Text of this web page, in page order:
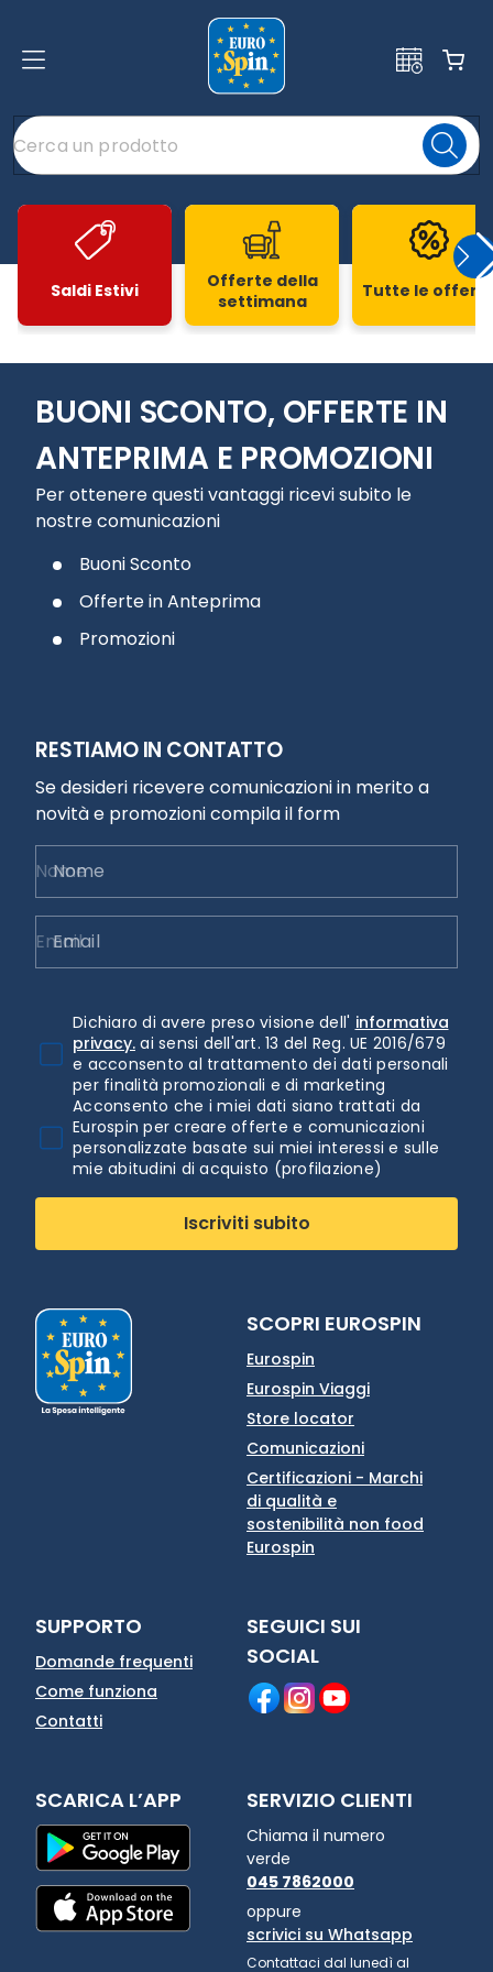
Saldi Estivi
Offerte della
settimana
Tutte le
BUONI SCONTO, OFFERTE IN
ANTEPRIMA E PROMOZIONI
Per ottenere questi vantaggi ricevi subito le
nostre comunicazioni
Buoni Sconto
Offerte in Anteprima
Promozioni
RESTIAMO IN CONTATTO
Se desideri ricevere comunicazioni in merito a
novità e promozioni compila il form
Nome
Email
Dichiaro di avere preso visione dell' informativa
privacy. ai sensi dell'art. 13 del Reg. UE 2016/679
e acconsento al trattamento dei dati personali
per finalità promozionali e di marketing
Acconsento che i miei dati siano trattati da
Eurospin per creare offerte e comunicazioni
personalizzate basate sui miei interessi e sulle
mie abitudini di acquisto (profilazione)
Iscriviti subito
SCOPRI EUROSPIN
Eurospin
Eurospin Viaggi
Store locator
Comunicazioni
Certificazioni - Marchi
di qualità e
sostenibilità non food
Eurospin
SUPPORTO
Domande frequenti
Come funziona
Contatti
SEGUICI SUI
SOCIAL
SCARICA L’APP SERVIZIO CLIENTI
Chiama il numero
verde
045 7862000
oppure
scrivici su Whatsapp
Contattaci dal lunedì al